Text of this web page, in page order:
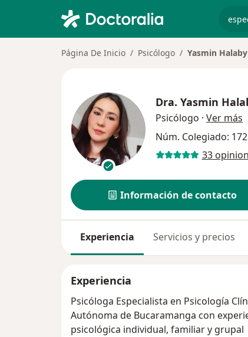
Página De Inicio Psicólogo Yasmin
Dra. Yasmin
Psicólogo · Ver más
Núm. Colegiado:
33
Información de contacto
Experiencia Servicios y precios
Experiencia
Psicóloga Especialista en Psicología
Autónoma de Bucaramanga con experiencia en
psicológica individual, familiar y grupal